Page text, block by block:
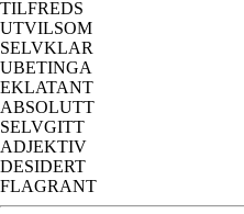
TILFREDS
UTVILSOM
SELVKLAR
UBETINGA
EKLATANT
ABSOLUTT
SELVGITT
ADJEKTIV
DESIDERT
FLAGRANT